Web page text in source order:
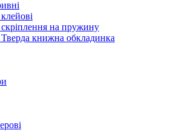
на пружину
книжна обкладинка